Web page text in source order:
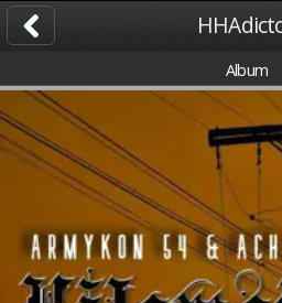
Album